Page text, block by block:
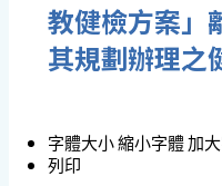
教健檢方案」
其規劃辦理之
字體大小縮小字體加
列印